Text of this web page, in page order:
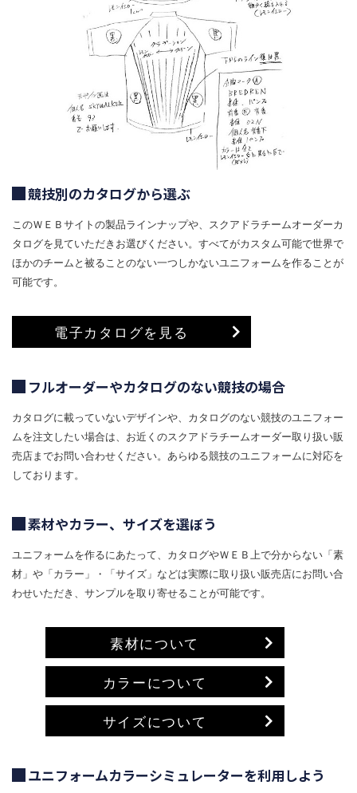
競技別のカタログから選ぶ
このＷＥＢサイトの製品ラインナップや、スクアドラチームオーダーカ
タログを見ていただきお選びください。すべてがカスタム可能で世界で
ほかのチームと被ることのない一つしかないユニフォームを作ることが
可能です。
電子カタログを見る
フルオーダーやカタログのない競技の場合
カタログに載っていないデザインや、カタログのない競技のユニフォー
ムを注文したい場合は、お近くのスクアドラチームオーダー取り扱い販
売店までお問い合わせください。あらゆる競技のユニフォームに対応を
しております。
素材やカラー、サイズを選ぼう
ユニフォームを作るにあたって、カタログやＷＥＢ上で分からない「素
材」や「カラー」・「サイズ」などは実際に取り扱い販売店にお問い合
わせいただき、サンプルを取り寄せることが可能です。
素材について
カラーについて
サイズについて
ユニフォームカラーシミュレーターを利用しよう